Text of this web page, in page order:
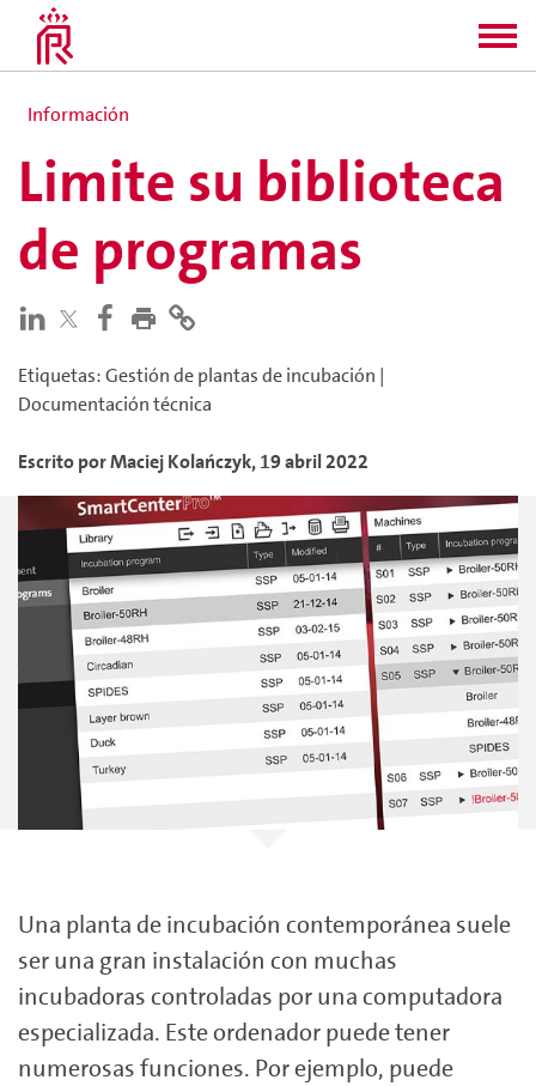
Información
Limite su biblioteca
de programas
Etiquetas:Gestión de plantas de incubación |
Documentación técnica
Escrito porMaciejKolańczyk,19 abril 2022
Una planta de incubación contemporánea suele
ser una gran instalación con muchas
incubadoras controladas por una computadora
especializada. Este ordenador puede tener
numerosas funciones. Por ejemplo, puede